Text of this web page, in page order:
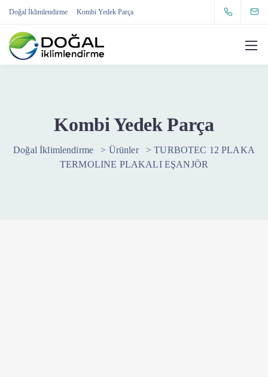
Doğal İklimlendirme Kombi Yedek Parça
Kombi Yedek Parça
Doğal İklimlendirme > Ürünler >TURBOTEC 12 PLAKA
TERMOLINE PLAKALI EŞANJÖR